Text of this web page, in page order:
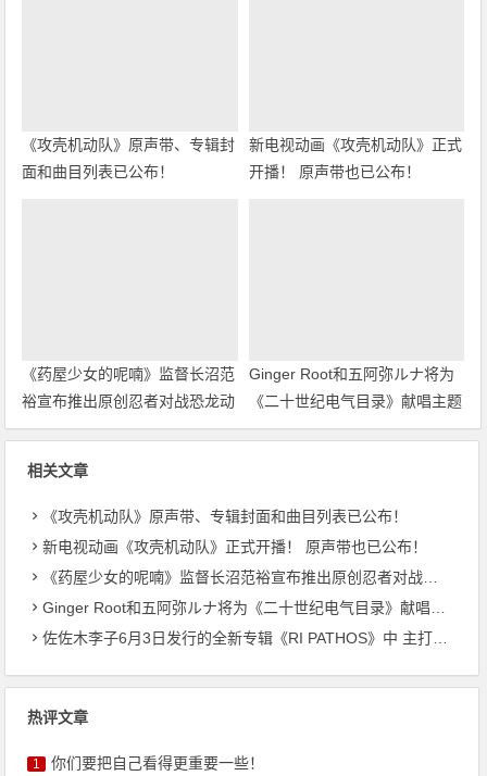
《攻壳机动队》原声带、专辑封
面和曲目列表已公布！
新电视动画《攻壳机动队》正式
开播！ 原声带也已公布！
《药屋少女的呢喃》监督长沼范
裕宣布推出原创忍者对战恐龙动
画！
Ginger Root和五阿弥ルナ将为
《二十世纪电气目录》献唱主题
曲
相关文章
《攻壳机动队》原声带、专辑封面和曲目列表已公布！
新电视动画《攻壳机动队》正式开播！ 原声带也已公布！
《药屋少女的呢喃》监督长沼范裕宣布推出原创忍者对战恐龙动画！
Ginger Root和五阿弥ルナ将为《二十世纪电气目录》献唱主题曲
佐佐木李子6月3日发行的全新专辑《RI PATHOS》中 主打曲《桃李成蹊》的音乐视频已公开
热评文章
1 你们要把自己看得更重要一些！